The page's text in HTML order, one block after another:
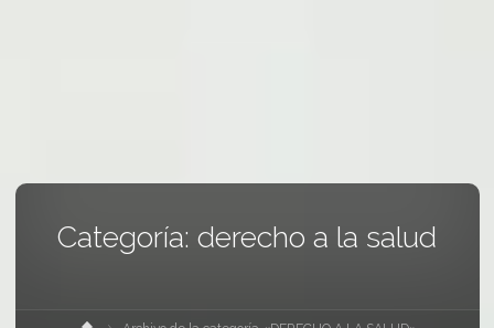
Categoría: derecho a la salud